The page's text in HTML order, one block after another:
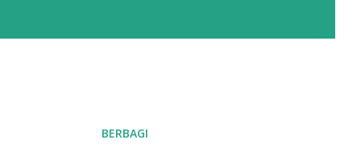
BERBAGI